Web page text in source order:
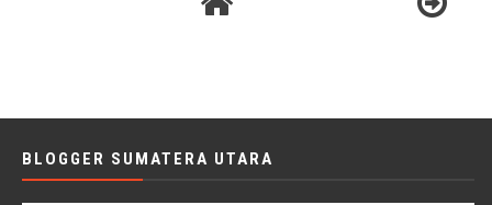
BLOGGER SUMATERA UTARA